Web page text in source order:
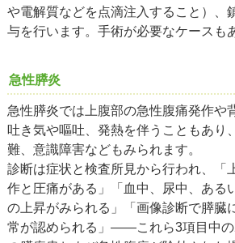
や電解質などを点滴注入すること）、
与を行います。手術が必要なケースも
急性膵炎
急性膵炎では上腹部の急性腹痛発作や
吐き気や嘔吐、発熱を伴うこともあり
難、意識障害などもみられます。
診断は症状と検査所見から行われ、「
作と圧痛がある」「血中、尿中、ある
の上昇がみられる」「画像診断で膵臓
常が認められる」――これら3項目中